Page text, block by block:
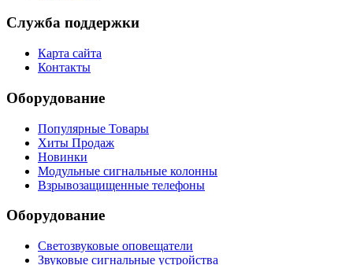
Служба поддержки
Карта сайта
Контакты
Оборудование
Популярные Товары
Хиты Продаж
Новинки
Модульные сигнальные колонны
Взрывозащищенные телефоны
Оборудование
Светозвуковые оповещатели
Звуковые сигнальные устройства